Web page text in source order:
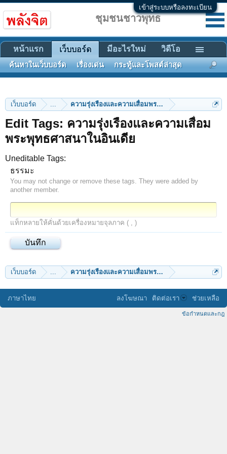
เข้าสู่ระบบหรือลงทะเบียน
เว็บบอร์ด ... ความรุ่งเรืองและความเสื่อมพระพุทธศาสนาในอินเดีย
Edit Tags: ความรุ่งเรืองและความเสื่อม
พระพุทธศาสนาในอินเดีย
Uneditable Tags:
ธรรมะ
You may not change or remove these tags. They were added by
another member.
แท็กหลายให้คั่นด้วยเครื่องหมายจุลภาค ( , )
เว็บบอร์ด ... ความรุ่งเรืองและความเสื่อมพระพุทธศาสนาในอินเดีย
ชุมชนชาวพุทธ
หน้าแรก เว็บบอร์ด
ค้นหาในเว็บบอร์ด เรื่องเด่น กระทู้และโพสต์ล่าสุด
มีอะไรใหม่ วิดีโอ
ภาษาไทย ลงโฆษณา ติดต่อเรา ช่วยเหลือ
ข้อกำหนดและกฎ